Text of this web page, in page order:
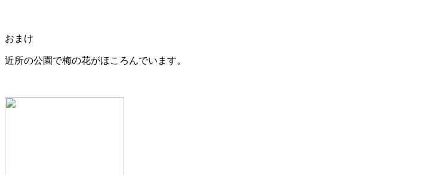
おまけ
近所の公園で梅の花がほころんでいます。